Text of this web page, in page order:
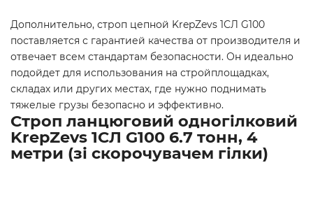
Дополнительно, строп цепной KrepZevs 1СЛ G100
поставляется с гарантией качества от производителя и
отвечает всем стандартам безопасности. Он идеально
подойдет для использования на стройплощадках,
складах или других местах, где нужно поднимать
тяжелые грузы безопасно и эффективно.
Строп ланцюговий одногілковий
KrepZevs 1СЛ G100 6.7 тонн, 4
метри (зі скорочувачем гілки)